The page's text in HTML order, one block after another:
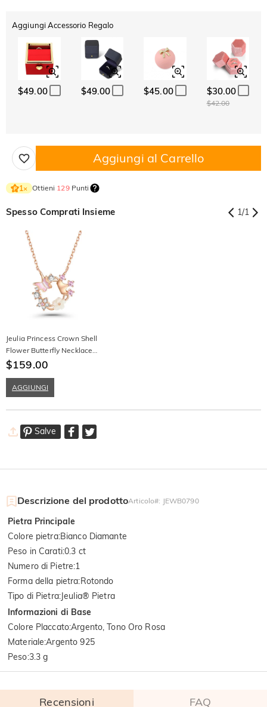
Aggiungi Accessorio Regalo
$49.00 $49.00 $45.00 $30.00
$42.00
Aggiungi al Carrello
1× Ottieni 129Punti
Spesso Comprati Insieme 1/1
Jeulia Princess Crown Shell
Flower Butterfly Necklace
Sterling Silver
$159.00
AGGIUNGI
Salve
Descrizione del prodottoArticolo#: JEWB0790
Pietra Principale
Colore pietra:Bianco Diamante
Peso in Carati:0.3 ct
Numero di Pietre:1
Forma della pietra:Rotondo
Tipo di Pietra:Jeulia® Pietra
Informazioni di Base
Colore Placcato:Argento, Tono Oro Rosa
Materiale:Argento 925
Peso:3.3 g
Recensioni FAQ